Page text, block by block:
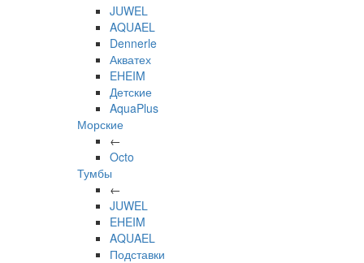
JUWEL
AQUAEL
Dennerle
Акватех
EHEIM
Детские
AquaPlus
Морские
←
Octo
Тумбы
←
JUWEL
EHEIM
AQUAEL
Подставки